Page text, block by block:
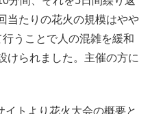
当たりの花火の規模はやや
うことで人の混雑を緩和
けられました。主催の方に
トより花火大会の概要と